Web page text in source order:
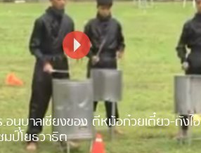
.อนุบาลเชียงของ ตีหม้อก๋วยเตี๋ยว-ถังไอ
ป์โยธวาธิต